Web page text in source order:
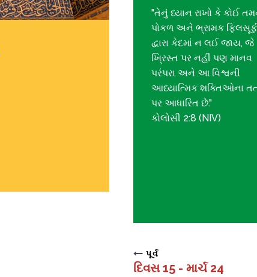
"તેનું ધ્યાન રાખો કે કોઈ
પોકળ અને ભ્રામક
દ્વારા કેદમાં ન લઈ જાય, જે
ખ્રિસ્ત પર નહીં પણ માનવ
પરંપરા અને આ વિશ્વની
આધ્યાત્મિક શક્તિઓના
પર આધારિત છે."
કોલોસી 2:8 (NIV)
પૂર્વ
દિવસ 15 - માર્ચ 24